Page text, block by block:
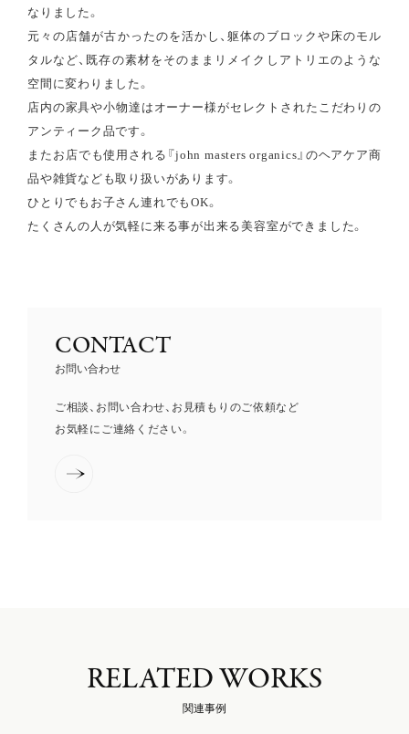
なりました。
元々の店舗が古かったのを活かし、躯体のブロックや床のモル
タルなど、既存の素材をそのままリメイクしアトリエのような
空間に変わりました。
店内の家具や小物達はオーナー様がセレクトされたこだわりの
アンティーク品です。
またお店でも使用される『john masters organics』のヘアケア商
品や雑貨なども取り扱いがあります。
ひとりでもお子さん連れでもOK。
たくさんの人が気軽に来る事が出来る美容室ができました。
CONTACT
お問い合わせ
ご相談、お問い合わせ、お見積もりのご依頼など
お気軽にご連絡ください。
RELATED WORKS
関連事例